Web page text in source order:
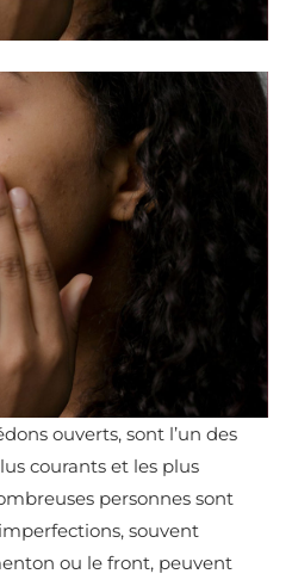
ouverts, sont l’un des
courants et les plus
personnes sont
souvent
ou le front, peuvent